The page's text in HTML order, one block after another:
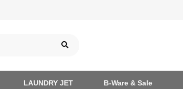
LAUNDRY JET B-Ware & Sale